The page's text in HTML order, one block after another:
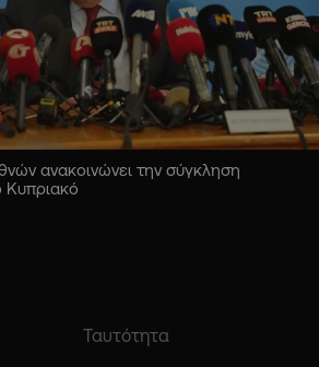
ανακοινώνει την σύγκληση
Κυπριακό
Ταυτότητα